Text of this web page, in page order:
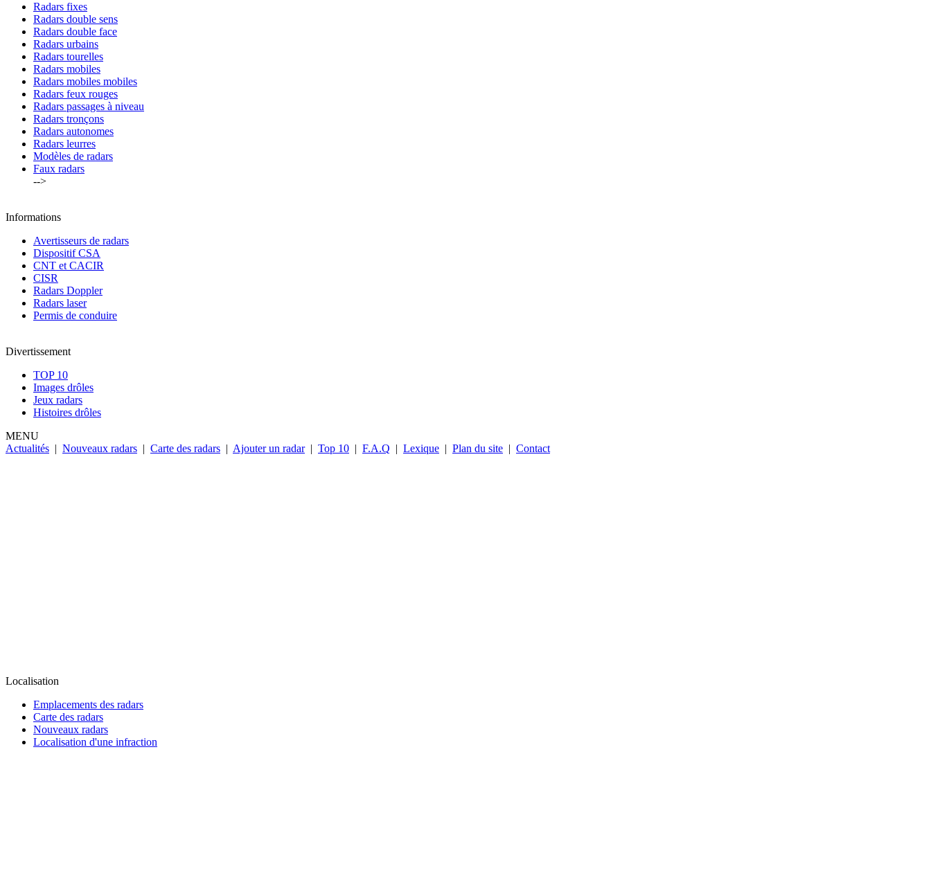
Radars fixes
Radars double sens
Radars double face
Radars urbains
Radars tourelles
Radars mobiles
Radars mobiles mobiles
Radars feux rouges
Radars passages à niveau
Radars tronçons
Radars autonomes
Radars leurres
Modèles de radars
Faux radars
-->
Informations
Avertisseurs de radars
Dispositif CSA
CNT et CACIR
CISR
Radars Doppler
Radars laser
Permis de conduire
Divertissement
TOP 10
Images drôles
Jeux radars
Histoires drôles
MENU
Actualités | Nouveaux radars | Carte des radars | Ajouter un radar | Top 10 | F.A.Q | Lexique | Plan du site | Contact
Localisation
Emplacements des radars
Carte des radars
Nouveaux radars
Localisation d'une infraction